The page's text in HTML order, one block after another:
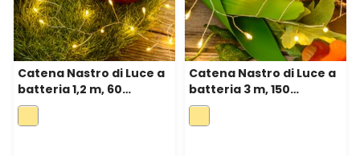
Catena Nastro di Luce a
batteria 1,2 m, 60
microled bianco caldo,
cavo metal argento
Catena Nastro di Luce a
batteria 3 m, 150
microled bianco caldo,
cavo metal argento